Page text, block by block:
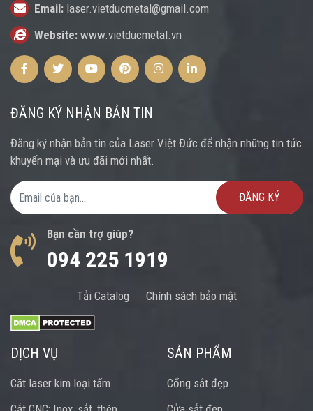
Email: laser.vietducmetal@gmail.com
Website: www.vietducmetal.vn
FacebookTwitterYoutubePinterestInstagramInstagram
ĐĂNG KÝ NHẬN BẢN TIN
Đăng ký nhận bản tin của Laser Việt Đức để nhận những tin tức
khuyến mại và ưu đãi mới nhất.
Email Address
Bạn cần trợ giúp?
094 225 1919
Tải Catalog Chính sách bảo mật
DỊCH VỤ
Cắt laser kim loại tấm
SẢN PHẨM
Cổng sắt đẹp